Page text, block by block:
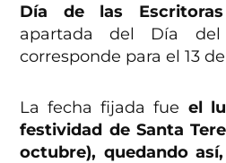
Día de las
apartada del Día
corresponde para el 13
La fecha fijada fue el
festividad de Santa
octubre), quedando